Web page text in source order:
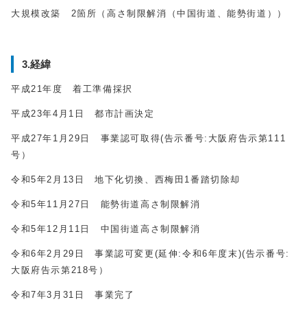
大規模改築 2箇所（高さ制限解消（中国街道、能勢街道））
3.経緯
平成21年度 着工準備採択
平成23年4月1日 都市計画決定
平成27年1月29日 事業認可取得(告示番号:大阪府告示第111
号）
令和5年2月13日 地下化切換、西梅田1番踏切除却
令和5年11月27日 能勢街道高さ制限解消
令和5年12月11日 中国街道高さ制限解消
令和6年2月29日 事業認可変更(延伸:令和6年度末)(告示番号:
大阪府告示第218号）
令和7年3月31日 事業完了